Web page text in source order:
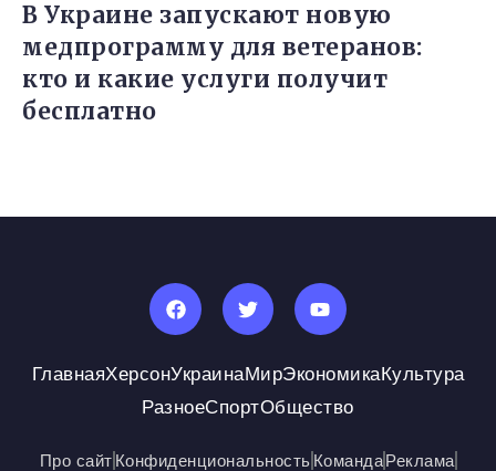
В Украине запускают новую
медпрограмму для ветеранов:
кто и какие услуги получит
бесплатно
ГлавнаяХерсонУкраинаМирЭкономикаКультура
РазноеСпортОбщество
Про сайтКонфиденциональностьКомандаРеклама